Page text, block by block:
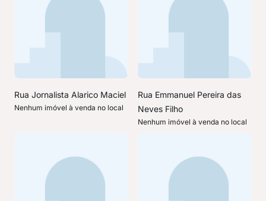
Rua Jornalista Alarico Maciel
Nenhum imóvel à venda no local
Rua Emmanuel Pereira das
Neves Filho
Nenhum imóvel à venda no local